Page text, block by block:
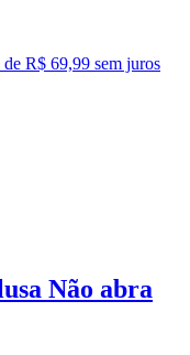
de R$ 69,99 sem juros
Não abra